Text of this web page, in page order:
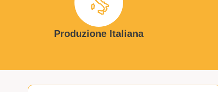
Produzione Italiana